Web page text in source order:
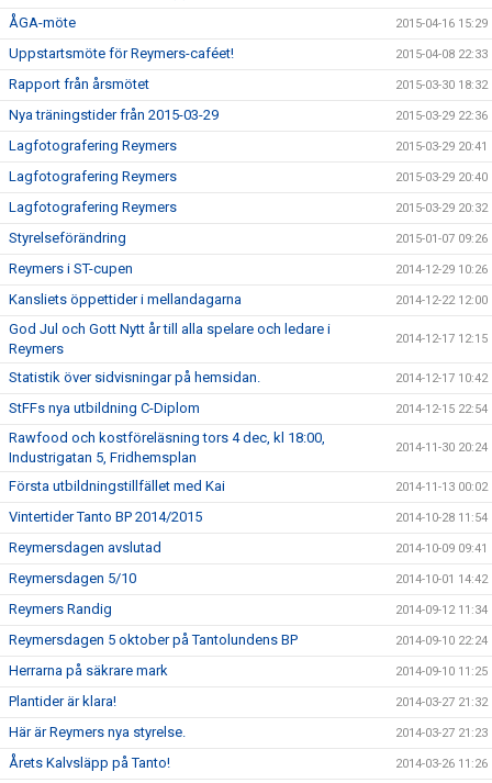
ÅGA-möte 2015-04-16 15:29
Uppstartsmöte för Reymers-caféet! 2015-04-08 22:33
Rapport från årsmötet 2015-03-30 18:32
Nya träningstider från 2015-03-29 2015-03-29 22:36
Lagfotografering Reymers 2015-03-29 20:41
Lagfotografering Reymers 2015-03-29 20:40
Lagfotografering Reymers 2015-03-29 20:32
Styrelseförändring 2015-01-07 09:26
Reymers i ST-cupen 2014-12-29 10:26
Kansliets öppettider i mellandagarna 2014-12-22 12:00
God Jul och Gott Nytt år till alla spelare och ledare i
Reymers
2014-12-17 12:15
Statistik över sidvisningar på hemsidan. 2014-12-17 10:42
StFFs nya utbildning C-Diplom 2014-12-15 22:54
Rawfood och kostföreläsning tors 4 dec, kl 18:00,
Industrigatan 5, Fridhemsplan
2014-11-30 20:24
Första utbildningstillfället med Kai 2014-11-13 00:02
Vintertider Tanto BP 2014/2015 2014-10-28 11:54
Reymersdagen avslutad 2014-10-09 09:41
Reymersdagen 5/10 2014-10-01 14:42
Reymers Randig 2014-09-12 11:34
Reymersdagen 5 oktober på Tantolundens BP 2014-09-10 22:24
Herrarna på säkrare mark 2014-09-10 11:25
Plantider är klara! 2014-03-27 21:32
Här är Reymers nya styrelse. 2014-03-27 21:23
Årets Kalvsläpp på Tanto! 2014-03-26 11:26